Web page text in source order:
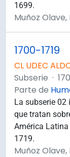
1699.
Muñoz Olave,
1700-1719
CL UDEC
Subserie ·
Parte de
La subserie
que tratan
América Latina
1719.
Muñoz Olave,